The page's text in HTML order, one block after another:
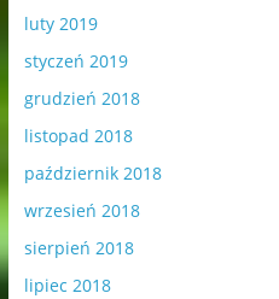
luty 2019
styczeń 2019
grudzień 2018
listopad 2018
październik 2018
wrzesień 2018
sierpień 2018
lipiec 2018